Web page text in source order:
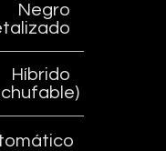
Negro
Híbrido